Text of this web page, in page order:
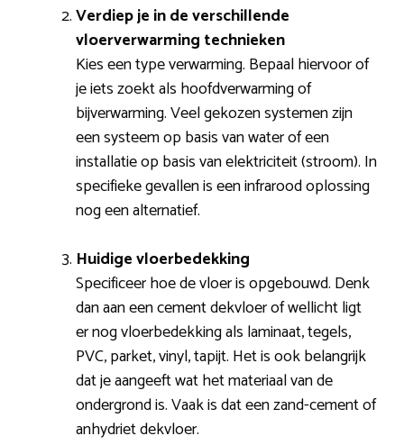
Verdiep je in de verschillende
vloerverwarming technieken
Kies een type verwarming. Bepaal hiervoor of
je iets zoekt als hoofdverwarming of
bijverwarming. Veel gekozen systemen zijn
een systeem op basis van water of een
installatie op basis van elektriciteit (stroom). In
specifieke gevallen is een infrarood oplossing
nog een alternatief.
Huidige vloerbedekking
Specificeer hoe de vloer is opgebouwd. Denk
dan aan een cement dekvloer of wellicht ligt
er nog vloerbedekking als laminaat, tegels,
PVC, parket, vinyl, tapijt. Het is ook belangrijk
dat je aangeeft wat het materiaal van de
ondergrond is. Vaak is dat een zand-cement of
anhydriet dekvloer.